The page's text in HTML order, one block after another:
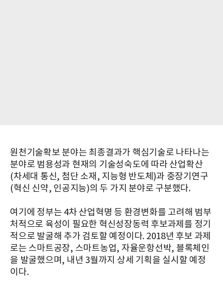
원천기술확보 분야는 최종결과가 핵심기술로 나타나는
분야로 범용성과 현재의 기술성숙도에 따라 산업확산
(차세대 통신, 첨단 소재, 지능형 반도체)과 중장기연구
(혁신 신약, 인공지능)의 두 가지 분야로 구분했다.
여기에 정부는 4차 산업혁명 등 환경변화를 고려해 범부
처적으로 육성이 필요한 혁신성장동력 후보과제를 정기
적으로 발굴해 추가 검토할 예정이다. 2018년 후보 과제
로는 스마트공장, 스마트농업, 자율운항선박, 블록체인
을 발굴했으며, 내년 3월까지 상세 기획을 실시할 예정
이다.